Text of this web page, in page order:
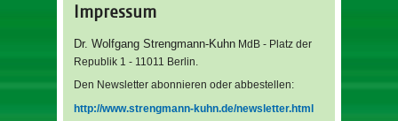
Impressum
Dr. Wolfgang Strengmann-Kuhn MdB - Platz der
Republik 1 - 11011 Berlin.
Den Newsletter abonnieren oder abbestellen:
http://www.strengmann-kuhn.de/newsletter.html